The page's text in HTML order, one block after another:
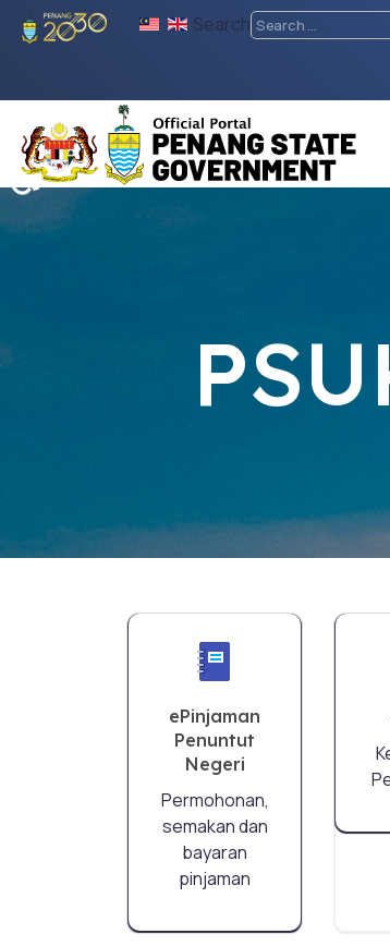
Search
ePinjaman
Penuntut
Negeri
Permohonan,
semakan dan
bayaran
pinjaman